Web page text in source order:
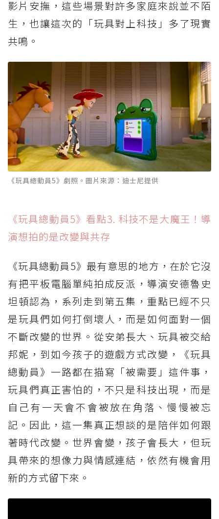
影片安撫，這些場景對許多家庭來說並不陌
生，也讓這次的「玩具對上科技」多了現實
共鳴。
《玩具總動員5》劇照。圖片來源：迪士尼提供
《玩具總動員5》看點3. 科技不是大魔王！導
演想拍的是改變與共存
《玩具總動員5》最有意思的地方，在於它沒
有把平板電腦單純拍成反派，導演安德魯史
坦頓認為，系列走到第五集，重點已經不只
是玩具們如何打倒壞人，而是如何面對一個
不斷改變的世界。從安弟長大、玩具被交給
邦妮，到如今孩子的遊戲方式改變，《玩具
總動員》一路都在描寫「被需要」這件事，
玩具們真正害怕的，不只是科技出現，而是
自己有一天會不會被放在角落、慢慢被忘
記。因此，這一集真正想談的是陪伴如何跟
著時代改變。世界會變，孩子會長大，但玩
具帶來的想像力與情感連結，依然有機會用
新的方式留下來。